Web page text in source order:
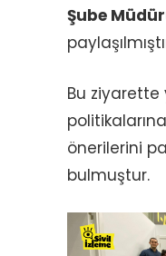
Şube
Bu ziyarette
önerilerini
bulmuştur.